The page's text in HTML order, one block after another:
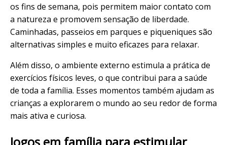
os fins de semana, pois permitem maior contato com
a natureza e promovem sensação de liberdade.
Caminhadas, passeios em parques e piqueniques são
alternativas simples e muito eficazes para relaxar.
Além disso, o ambiente externo estimula a prática de
exercícios físicos leves, o que contribui para a saúde
de toda a família. Esses momentos também ajudam as
crianças a explorarem o mundo ao seu redor de forma
mais ativa e curiosa.
Jogos em família para estimular